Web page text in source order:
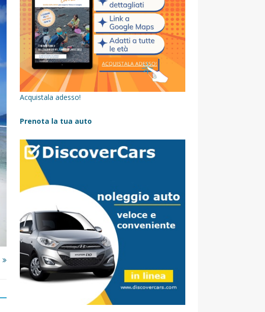
Acquistala adesso!
Prenota la tua auto